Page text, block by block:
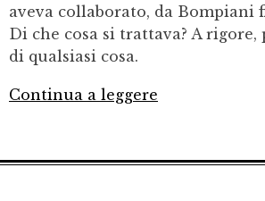
aveva collaborato, da Bompiani
Di che cosa si trattava? A
di qualsiasi cosa.
Continua a leggere